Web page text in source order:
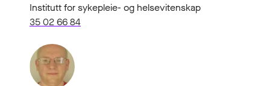
Institutt for sykepleie- og helsevitenskap
35 02 66 84